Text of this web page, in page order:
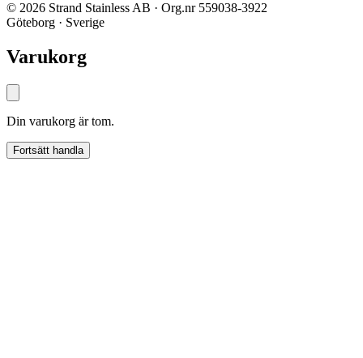
© 2026 Strand Stainless AB · Org.nr 559038-3922
Göteborg · Sverige
Varukorg
Din varukorg är tom.
Fortsätt handla